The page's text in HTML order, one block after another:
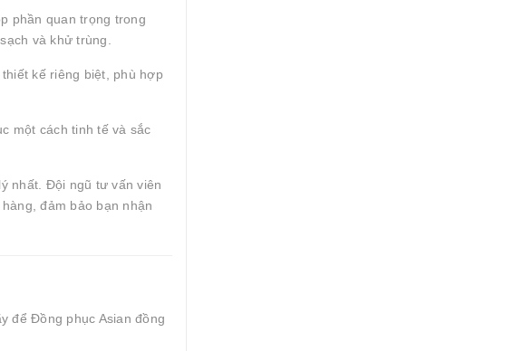
phần quan trọng trong
và khử trùng.
kế riêng biệt, phù hợp
một cách tinh tế và sắc
nhất. Đội ngũ tư vấn viên
đảm bảo bạn nhận
để Đồng phục Asian đồng